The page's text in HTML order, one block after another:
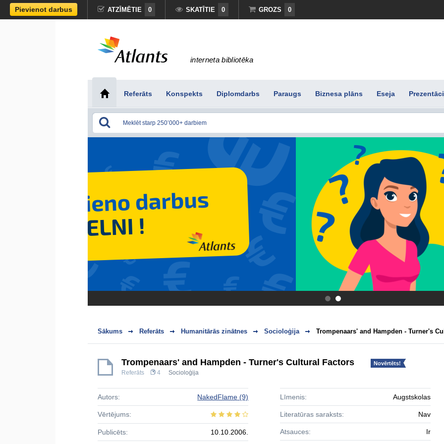
Pievienot darbus ATZĪMĒTIE 0 SKATĪTIE 0 GROZS 0
interneta bibliotēka
Referāts Konspekts Diplomdarbs Paraugs Biznesa plāns Eseja
.
Sākums Referāts Humanitārās zinātnes Socioloģija Trompenaars' and Hampden - Turner's
Trompenaars' and Hampden - Turner's Cultural Factors Novērtēts!
Referāts 4 Socioloģija
Autors: NakedFlame (9)
Vērtējums:
Publicēts: 10.10.2006.
Līmenis: Augstskolas
Literatūras saraksts: Nav
Atsauces: Ir